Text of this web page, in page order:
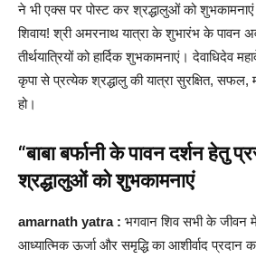
ने भी एक्स पर पोस्ट कर श्रद्धालुओं को
शिवाय! श्री अमरनाथ यात्रा के शुभारंभ के पावन
तीर्थयात्रियों को हार्दिक शुभकामनाएं। देवाधिदेव
कृपा से प्रत्येक श्रद्धालु की यात्रा सुरक्षित,
हो।
“बाबा बर्फानी के पावन दर्शन हेतु
श्रद्धालुओं को शुभकामनाएं
amarnath yatra : भगवान शिव सभी के जीवन
आध्यात्मिक ऊर्जा और समृद्धि का आशीर्वाद प्रदान